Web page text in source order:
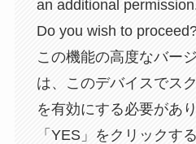
an additional
Do you wish to
この機能の高度なバー
は、このデバイスでス
を有効にする必要があり
「YES」をクリックす